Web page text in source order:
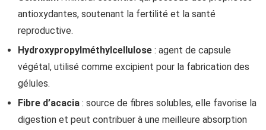
antioxydantes, soutenant la fertilité et la santé
reproductive.
Hydroxypropylméthylcellulose : agent de capsule
végétal, utilisé comme excipient pour la fabrication des
gélules.
Fibre d’acacia : source de fibres solubles, elle favorise la
digestion et peut contribuer à une meilleure absorption